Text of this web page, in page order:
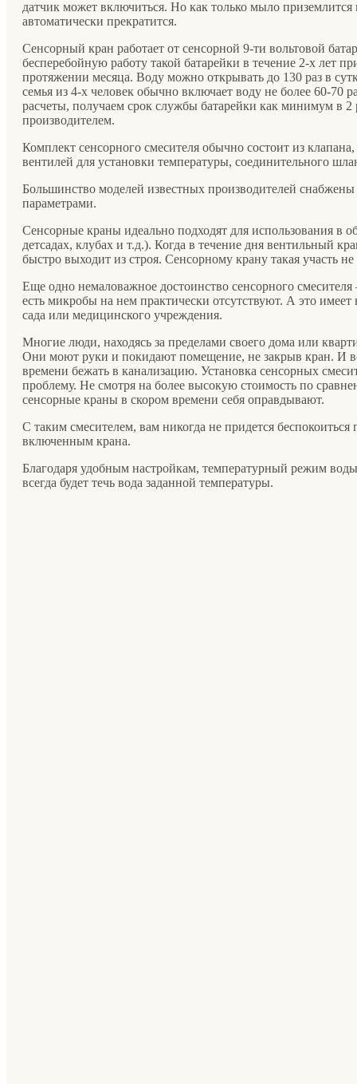
датчик может включиться. Но как только мыло приземлится
автоматически прекратится.
Сенсорный кран работает от сенсорной 9-ти вольтовой
бесперебойную работу такой батарейки в течение 2-х лет
протяжении месяца. Воду можно открывать до 130 раз в
семья из 4-х человек обычно включает воду не более 60-70
расчеты, получаем срок службы батарейки как минимум в
производителем.
Комплект сенсорного смесителя обычно состоит из
вентилей для установки температуры, соединительного
Большинство моделей известных производителей
параметрами.
Сенсорные краны идеально подходят для использования в
детсадах, клубах и т.д.). Когда в течение дня вентильный
быстро выходит из строя. Сенсорному крану такая участь не
Еще одно немаловажное достоинство сенсорного смесителя
есть микробы на нем практически отсутствуют. А это имеет
сада или медицинского учреждения.
Многие люди, находясь за пределами своего дома или
Они моют руки и покидают помещение, не закрыв кран. И
времени бежать в канализацию. Установка сенсорных
проблему. Не смотря на более высокую стоимость по
сенсорные краны в скором времени себя оправдывают.
С таким смесителем, вам никогда не придется
включенным крана.
Благодаря удобным настройкам, температурный режим воды
всегда будет течь вода заданной температуры.